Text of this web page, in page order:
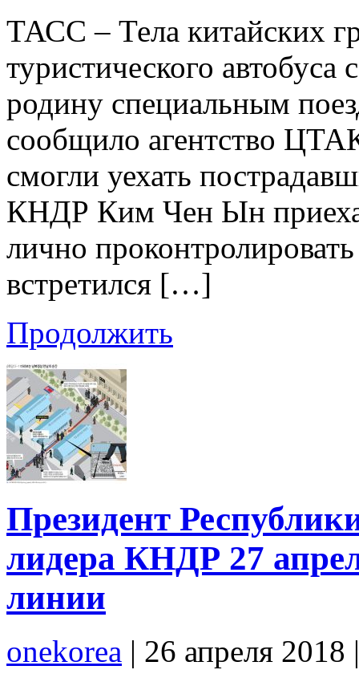
ТАСС – Тела китайских
туристического
родину специальным
сообщило агентство
смогли уехать
КНДР Ким Чен Ын
лично
встретился […]
Продолжить
Президент
лидера КНДР 27
линии
onekorea | 26 апреля 2018